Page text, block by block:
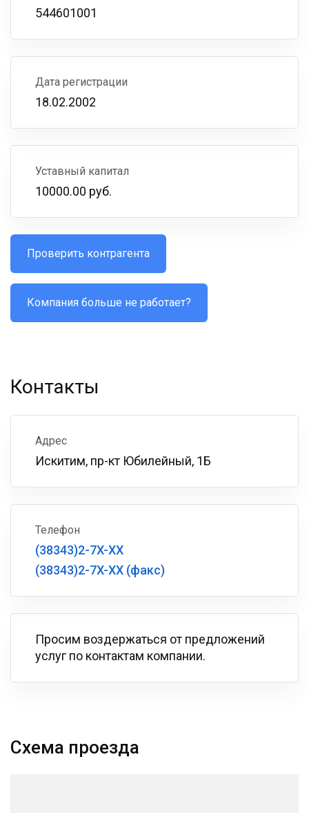
544601001
Дата регистрации
18.02.2002
Уставный капитал
10000.00 руб.
Проверить контрагента
Компания больше не работает?
Контакты
Адрес
Искитим, пр-кт Юбилейный, 1Б
Телефон
(38343)2-7X-XX
(38343)2-7X-XX (факс)
Просим воздержаться от предложений
услуг по контактам компании.
Схема проезда